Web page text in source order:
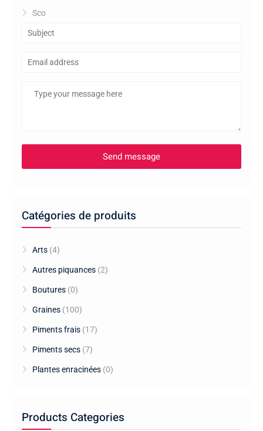
Sco
Catégories de produits
Arts (4)
Autres piquances (2)
Boutures (0)
Graines (100)
Piments frais (17)
Piments secs (7)
Plantes enracinées (0)
Products Categories